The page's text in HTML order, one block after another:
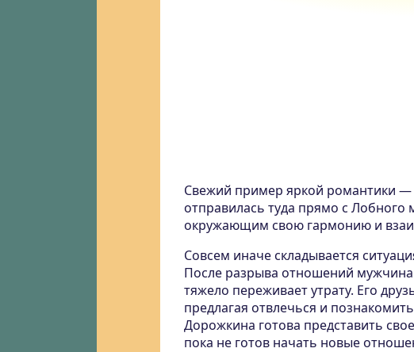
Свежий пример яркой романтики
отправилась туда прямо с Лобного
окружающим свою гармонию и
Совсем иначе складывается
После разрыва отношений
тяжело переживает утрату. Его
предлагая отвлечься и
Дорожкина готова представить
пока не готов начать новые